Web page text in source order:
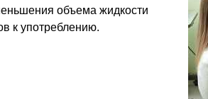
объема жидкости
к употреблению.